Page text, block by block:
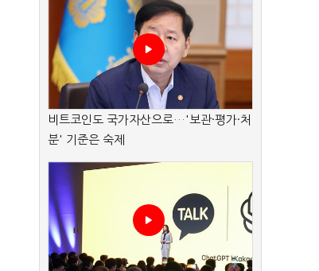
비트코인도 국가자산으로…'보관·평가·처
분' 기준은 숙제